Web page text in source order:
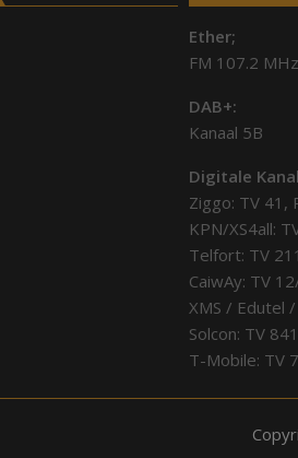
Ether;
FM 107.2
DAB+:
Kanaal 5B
Digitale
Ziggo: TV 41,
KPN/XS4all:
Telfort: TV
CaiwAy: TV
XMS / Edutel
Solcon: TV
T-Mobile: TV